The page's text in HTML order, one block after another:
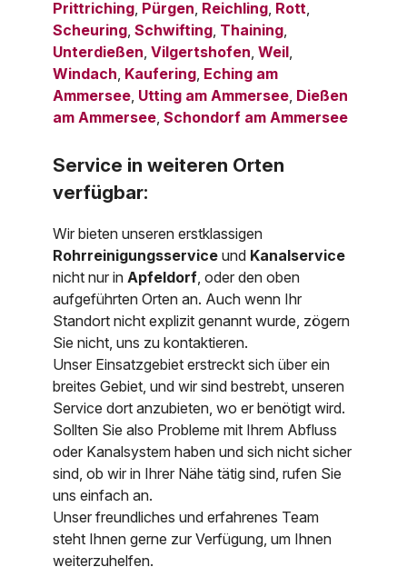
Prittriching, Pürgen, Reichling, Rott,
Scheuring,Schwifting, Thaining,
Unterdießen,Vilgertshofen,Weil,
Windach, Kaufering, Eching am
Ammersee, Utting am Ammersee, Dießen
am Ammersee,Schondorf am Ammersee
Service in weiteren Orten
verfügbar:
Wir bieten unseren erstklassigen
Rohrreinigungsserviceund Kanalservice
nicht nur in Apfeldorf , oder den oben
aufgeführten Orten an. Auch wenn Ihr
Standort nicht explizit genannt wurde, zögern
Sie nicht, uns zu kontaktieren.
Unser Einsatzgebiet erstreckt sich über ein
breites Gebiet, und wir sind bestrebt, unseren
Service dort anzubieten, wo er benötigt wird.
Sollten Sie also Probleme mit Ihrem Abfluss
oder Kanalsystem haben und sich nicht sicher
sind, ob wir in Ihrer Nähe tätig sind, rufen Sie
uns einfach an.
Unser freundliches und erfahrenes Team
steht Ihnen gerne zur Verfügung, um Ihnen
weiterzuhelfen.